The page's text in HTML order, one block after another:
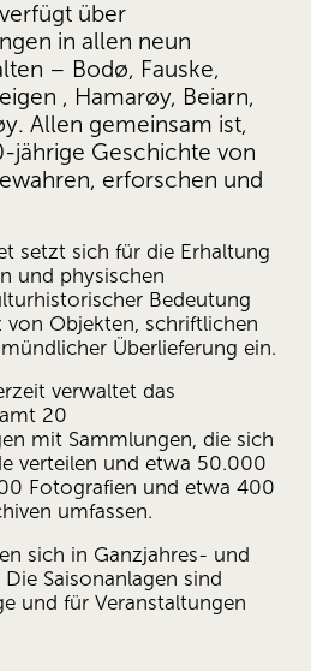
über
in allen neun
– Bodø, Fauske,
, Hamarøy, Beiarn,
Allen gemeinsam ist,
jährige Geschichte von
erforschen und
setzt sich für die Erhaltung
und physischen
Bedeutung
Objekten, schriftlichen
Überlieferung ein.
verwaltet das
20
mit Sammlungen, die sich
verteilen und etwa 50.000
Fotografien und etwa 400
umfassen.
sich in Ganzjahres- und
Saisonanlagen sind
und für Veranstaltungen